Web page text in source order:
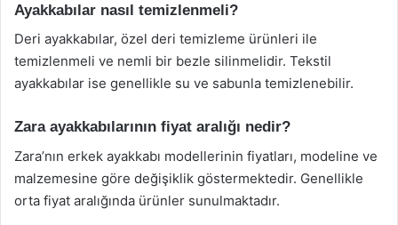
Ayakkabılar nasıl temizlenmeli?
Deri ayakkabılar, özel deri temizleme ürünleri ile
temizlenmeli ve nemli bir bezle silinmelidir. Tekstil
ayakkabılar ise genellikle su ve sabunla temizlenebilir.
Zara ayakkabılarının fiyat aralığı nedir?
Zara’nın erkek ayakkabı modellerinin fiyatları, modeline ve
malzemesine göre değişiklik göstermektedir. Genellikle
orta fiyat aralığında ürünler sunulmaktadır.